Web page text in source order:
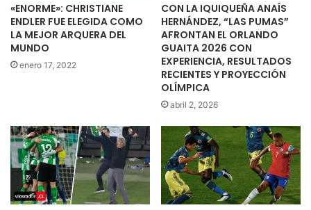
«ENORME»: CHRISTIANE
ENDLER FUE ELEGIDA COMO
LA MEJOR ARQUERA DEL
MUNDO
enero 17, 2022
CON LA IQUIQUEÑA ANAÍS
HERNÁNDEZ, “LAS PUMAS”
AFRONTAN EL ORLANDO
GUAITA 2026 CON
EXPERIENCIA, RESULTADOS
RECIENTES Y PROYECCIÓN
OLÍMPICA
abril 2, 2026